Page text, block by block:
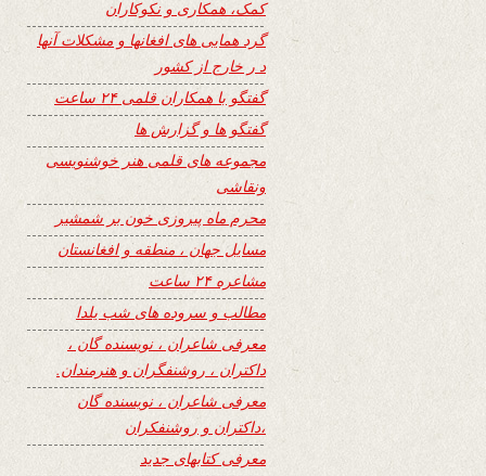
کمک، همکاری و نکوکاران
گرد همایی های افغانها و مشکلات آنها
د ر خارج از کشور
گفتگو با همکاران قلمی ۲۴ ساعت
گفتگو ها و گزارش ها
مجموعه های قلمی هنر خوشنویسی
ونقاشی
محرم ماه پیروزی خون بر شمشیر
مسایل جهان ، منطقه و افغانستان
مشاعره ۲۴ ساعت
مطالب و سروده های شب یلدا
معرفی شاعران ، نویسنده گان ،
داکتران ، روشنفگران و هنرمندان.
معرفی شاعران ، نویسنده گان
،داکتران و روشنفکران
معرفی کتابهای جدید